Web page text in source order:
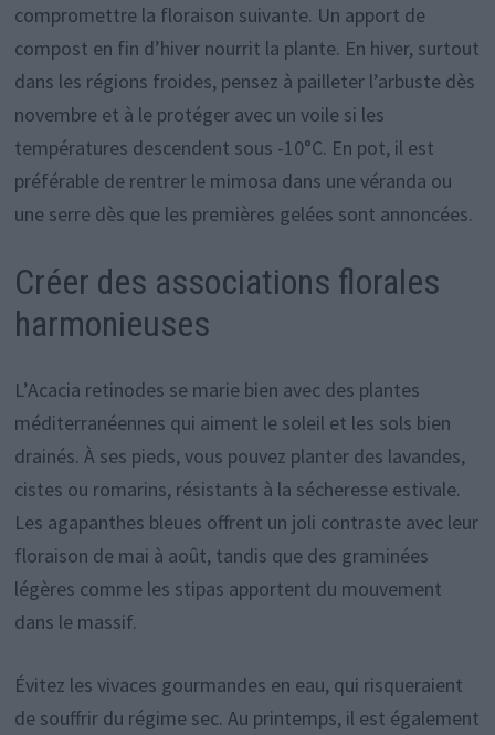
compromettre la floraison suivante. Un apport de
compost en fin d’hiver nourrit la plante. En hiver, surtout
dans les régions froides, pensez à pailleter l’arbuste dès
novembre et à le protéger avec un voile si les
températures descendent sous -10°C. En pot, il est
préférable de rentrer le mimosa dans une véranda ou
une serre dès que les premières gelées sont annoncées.
Créer des associations florales
harmonieuses
L’Acacia retinodes se marie bien avec des plantes
méditerranéennes qui aiment le soleil et les sols bien
drainés. À ses pieds, vous pouvez planter des lavandes,
cistes ou romarins, résistants à la sécheresse estivale.
Les agapanthes bleues offrent un joli contraste avec leur
floraison de mai à août, tandis que des graminées
légères comme les stipas apportent du mouvement
dans le massif.
Évitez les vivaces gourmandes en eau, qui risqueraient
de souffrir du régime sec. Au printemps, il est également